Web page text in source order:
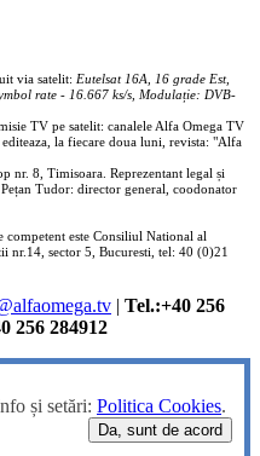
via satelit: Eutelsat 16A, 16 grade Est,
rate - 16.667 ks/s, Modulație: DVB-
TV pe satelit: canalele Alfa Omega TV
la fiecare doua luni, revista: "Alfa
nr. 8, Timisoara. Reprezentant legal și
Tudor: director general, coodonator
competent este Consiliul National al
sector 5, Bucuresti, tel: 40 (0)21
| Tel.:+40 256
256 284912
și setări: Politica Cookies.
Da, sunt de acord